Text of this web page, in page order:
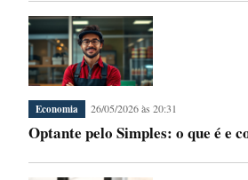
Economia 26/05/2026 às 20:31
Optante pelo Simples: o que é e